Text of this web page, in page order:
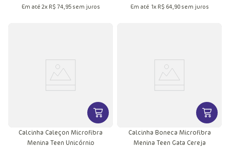
Em até 2x R$ 74,95sem juros Em até 1x R$ 64,90sem juros
VER MAIS INFORMAÇÕES DO
Calcinha Caleçon Microfibra
Menina Teen Unicórnio
VER
Calcinha Boneca Microfibra
Menina Teen Gata Cereja